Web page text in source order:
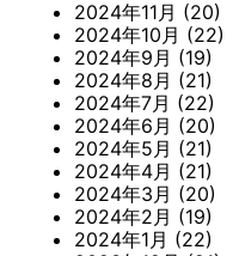
2024年11月 (20)
2024年10月 (22)
2024年9月 (19)
2024年8月 (21)
2024年7月 (22)
2024年6月 (20)
2024年5月 (21)
2024年4月 (21)
2024年3月 (20)
2024年2月 (19)
2024年1月 (22)